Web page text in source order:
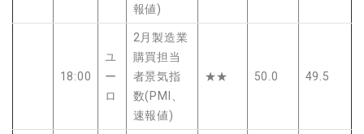
報値)
18:00
ユ
ー
ロ
2月製造業
購買担当
者景気指
数(PMI、
速報値)
★★ 50.0 49.5